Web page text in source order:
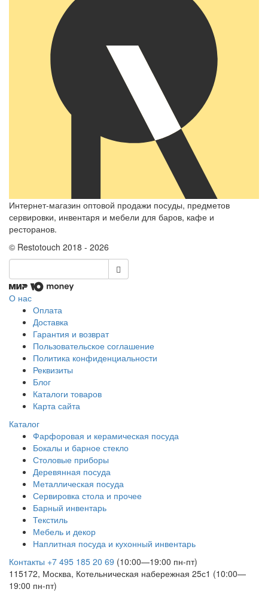
Интернет-магазин оптовой продажи посуды, предметов
сервировки, инвентаря и мебели для баров, кафе и
ресторанов.
© Restotouch 2018 - 2026
О нас
Оплата
Доставка
Гарантия и возврат
Пользовательское соглашение
Политика конфиденциальности
Реквизиты
Блог
Каталоги товаров
Карта сайта
Каталог
Фарфоровая и керамическая посуда
Бокалы и барное стекло
Столовые приборы
Деревянная посуда
Металлическая посуда
Сервировка стола и прочее
Барный инвентарь
Текстиль
Мебель и декор
Наплитная посуда и кухонный инвентарь
Контакты +7 495 185 20 69 (10:00—19:00 пн-пт)
115172, Москва, Котельническая набережная 25с1 (10:00—
19:00 пн-пт)